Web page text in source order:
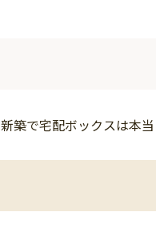
新築で宅配ボックスは本